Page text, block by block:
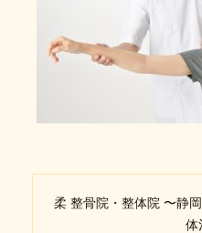
柔 整骨院・整体院 〜静
体